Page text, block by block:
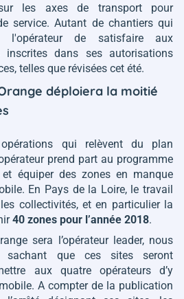
les axes de transport pour
service. Autant de chantiers qui
l'opérateur de satisfaire aux
inscrites dans ses autorisations
telles que révisées cet été.
déploiera la moitié
qui relèvent du plan
prend part au programme
équiper des zones en manque
En Pays de la Loire, le travail
collectivités, et en particulier la
40 zones pour l’année 2018.
sera l’opérateur leader, nous
sachant que ces sites seront
aux quatre opérateurs d’y
A compter de la publication